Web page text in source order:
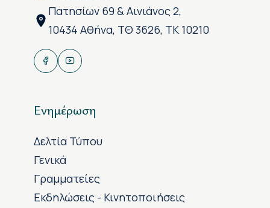
Πατησίων 69 & Αινιάνος 2,
10434 Αθήνα, ΤΘ 3626, ΤΚ 10210
Ενημέρωση
Δελτία Τύπου
Γενικά
Γραμματείες
Εκδηλώσεις - Κινητοποιήσεις